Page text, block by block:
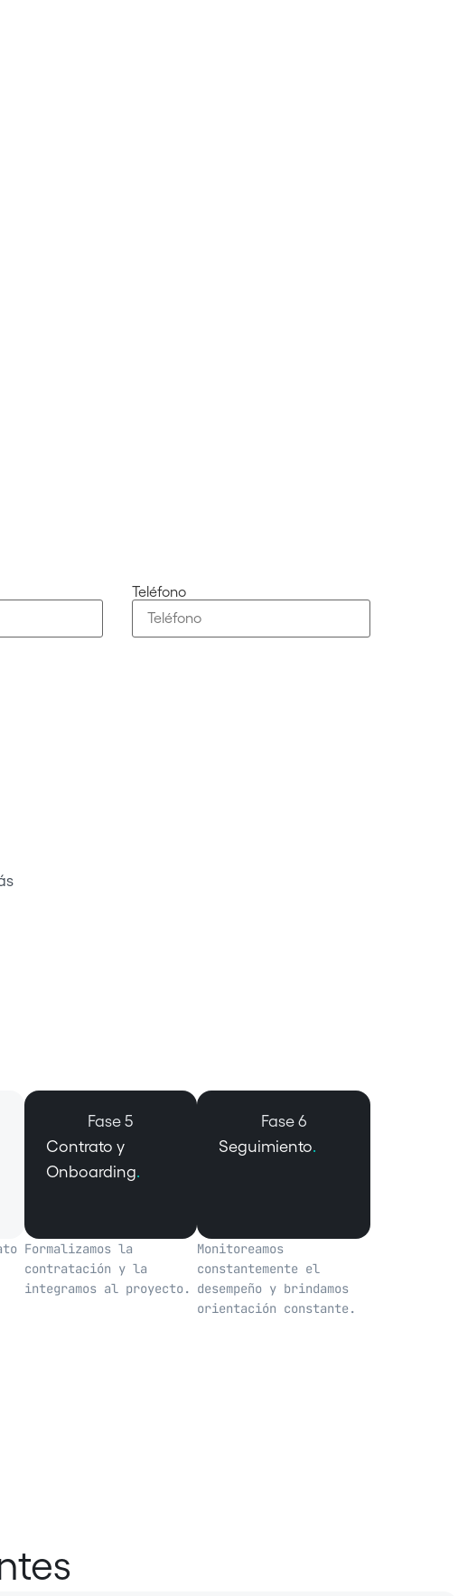
Teléfono
Fase 5
Contrato y
Onboarding.
Formalizamos la
contratación y la
integramos al proyecto.
Fase 6
Seguimiento.
Monitoreamos
constantemente el
desempeño y brindamos
orientación constante.